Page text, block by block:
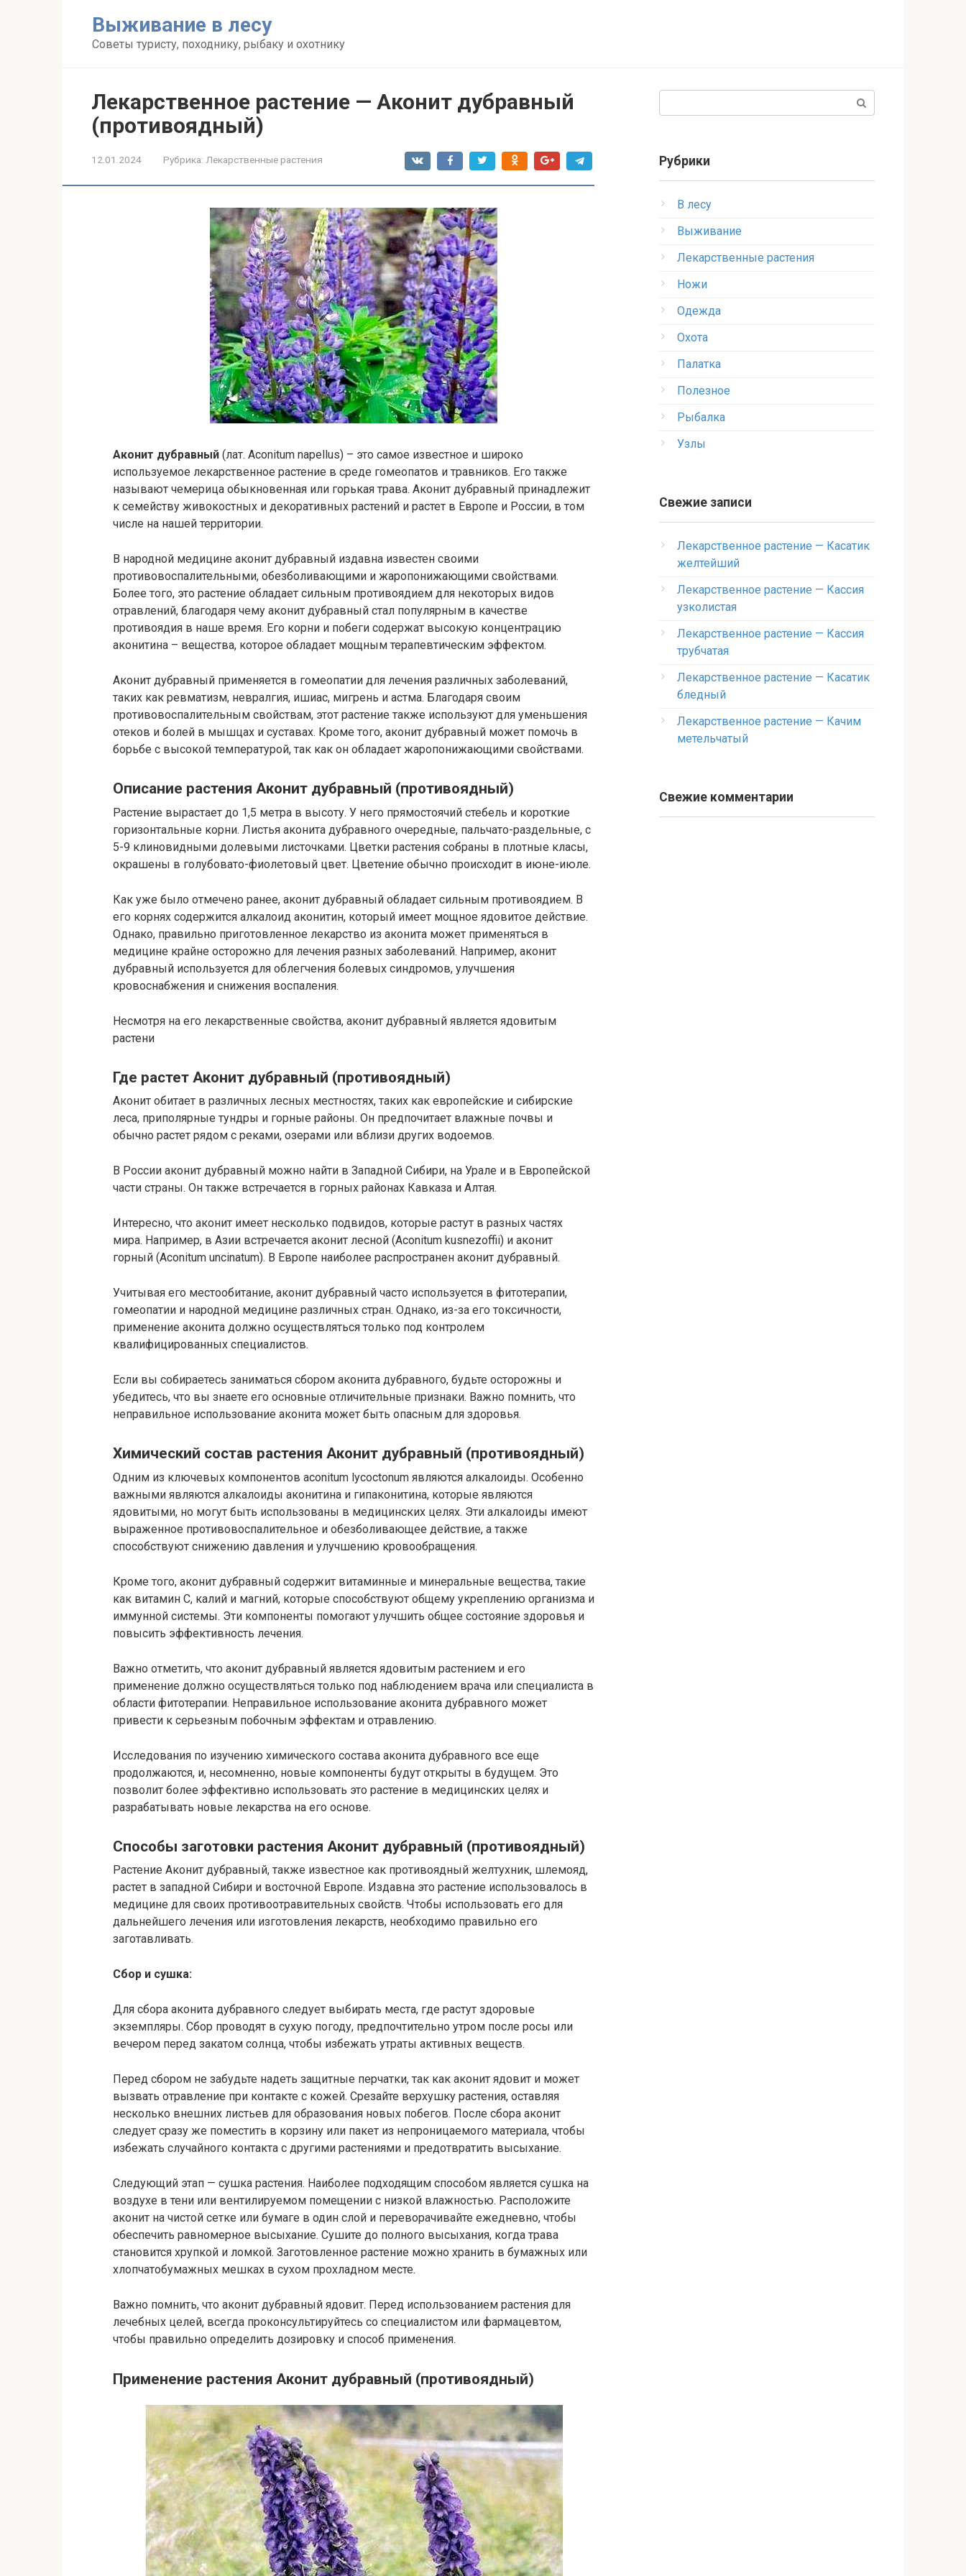
Выживание в лесу
Советы туристу, походнику, рыбаку и охотнику
Лекарственное растение — Аконит дубравный
(противоядный)
12.01.2024 Рубрика: Лекарственные растения
Аконит дубравный (лат. Aconitum napellus) – это самое известное и широко
используемое лекарственное растение в среде гомеопатов и травников. Его также
называют чемерица обыкновенная или горькая трава. Аконит дубравный принадлежит
к семейству живокостных и декоративных растений и растет в Европе и России, в том
числе на нашей территории.
В народной медицине аконит дубравный издавна известен своими
противовоспалительными, обезболивающими и жаропонижающими свойствами.
Более того, это растение обладает сильным противоядием для некоторых видов
отравлений, благодаря чему аконит дубравный стал популярным в качестве
противоядия в наше время. Его корни и побеги содержат высокую концентрацию
аконитина – вещества, которое обладает мощным терапевтическим эффектом.
Аконит дубравный применяется в гомеопатии для лечения различных заболеваний,
таких как ревматизм, невралгия, ишиас, мигрень и астма. Благодаря своим
противовоспалительным свойствам, этот растение также используют для уменьшения
отеков и болей в мышцах и суставах. Кроме того, аконит дубравный может помочь в
борьбе с высокой температурой, так как он обладает жаропонижающими свойствами.
Описание растения Аконит дубравный (противоядный)
Растение вырастает до 1,5 метра в высоту. У него прямостоячий стебель и короткие
горизонтальные корни. Листья аконита дубравного очередные, пальчато-раздельные, с
5-9 клиновидными долевыми листочками. Цветки растения собраны в плотные класы,
окрашены в голубовато-фиолетовый цвет. Цветение обычно происходит в июне-июле.
Как уже было отмечено ранее, аконит дубравный обладает сильным противоядием. В
его корнях содержится алкалоид аконитин, который имеет мощное ядовитое действие.
Однако, правильно приготовленное лекарство из аконита может применяться в
медицине крайне осторожно для лечения разных заболеваний. Например, аконит
дубравный используется для облегчения болевых синдромов, улучшения
кровоснабжения и снижения воспаления.
Несмотря на его лекарственные свойства, аконит дубравный является ядовитым
растени
Где растет Аконит дубравный (противоядный)
Аконит обитает в различных лесных местностях, таких как европейские и сибирские
леса, приполярные тундры и горные районы. Он предпочитает влажные почвы и
обычно растет рядом с реками, озерами или вблизи других водоемов.
В России аконит дубравный можно найти в Западной Сибири, на Урале и в Европейской
части страны. Он также встречается в горных районах Кавказа и Алтая.
Интересно, что аконит имеет несколько подвидов, которые растут в разных частях
мира. Например, в Азии встречается аконит лесной (Aconitum kusnezoffii) и аконит
горный (Aconitum uncinatum). В Европе наиболее распространен аконит дубравный.
Учитывая его местообитание, аконит дубравный часто используется в фитотерапии,
гомеопатии и народной медицине различных стран. Однако, из-за его токсичности,
применение аконита должно осуществляться только под контролем
квалифицированных специалистов.
Если вы собираетесь заниматься сбором аконита дубравного, будьте осторожны и
убедитесь, что вы знаете его основные отличительные признаки. Важно помнить, что
неправильное использование аконита может быть опасным для здоровья.
Химический состав растения Аконит дубравный (противоядный)
Одним из ключевых компонентов аconitum lycoctonum являются алкалоиды. Особенно
важными являются алкалоиды аконитина и гипаконитина, которые являются
ядовитыми, но могут быть использованы в медицинских целях. Эти алкалоиды имеют
выраженное противовоспалительное и обезболивающее действие, а также
способствуют снижению давления и улучшению кровообращения.
Кроме того, аконит дубравный содержит витаминные и минеральные вещества, такие
как витамин C, калий и магний, которые способствуют общему укреплению организма и
иммунной системы. Эти компоненты помогают улучшить общее состояние здоровья и
повысить эффективность лечения.
Важно отметить, что аконит дубравный является ядовитым растением и его
применение должно осуществляться только под наблюдением врача или специалиста в
области фитотерапии. Неправильное использование аконита дубравного может
привести к серьезным побочным эффектам и отравлению.
Исследования по изучению химического состава аконита дубравного все еще
продолжаются, и, несомненно, новые компоненты будут открыты в будущем. Это
позволит более эффективно использовать это растение в медицинских целях и
разрабатывать новые лекарства на его основе.
Способы заготовки растения Аконит дубравный (противоядный)
Растение Аконит дубравный, также известное как противоядный желтухник, шлемояд,
растет в западной Сибири и восточной Европе. Издавна это растение использовалось в
медицине для своих противоотравительных свойств. Чтобы использовать его для
дальнейшего лечения или изготовления лекарств, необходимо правильно его
заготавливать.
Сбор и сушка:
Для сбора аконита дубравного следует выбирать места, где растут здоровые
экземпляры. Сбор проводят в сухую погоду, предпочтительно утром после росы или
вечером перед закатом солнца, чтобы избежать утраты активных веществ.
Перед сбором не забудьте надеть защитные перчатки, так как аконит ядовит и может
вызвать отравление при контакте с кожей. Срезайте верхушку растения, оставляя
несколько внешних листьев для образования новых побегов. После сбора аконит
следует сразу же поместить в корзину или пакет из непроницаемого материала, чтобы
избежать случайного контакта с другими растениями и предотвратить высыхание.
Следующий этап — сушка растения. Наиболее подходящим способом является сушка на
воздухе в тени или вентилируемом помещении с низкой влажностью. Расположите
аконит на чистой сетке или бумаге в один слой и переворачивайте ежедневно, чтобы
обеспечить равномерное высыхание. Сушите до полного высыхания, когда трава
становится хрупкой и ломкой. Заготовленное растение можно хранить в бумажных или
хлопчатобумажных мешках в сухом прохладном месте.
Важно помнить, что аконит дубравный ядовит. Перед использованием растения для
лечебных целей, всегда проконсультируйтесь со специалистом или фармацевтом,
чтобы правильно определить дозировку и способ применения.
Применение растения Аконит дубравный (противоядный)
Рубрики
В лесу
Выживание
Лекарственные растения
Ножи
Одежда
Охота
Палатка
Полезное
Рыбалка
Узлы
Свежие записи
Лекарственное растение — Касатик
желтейший
Лекарственное растение — Кассия
узколистая
Лекарственное растение — Кассия
трубчатая
Лекарственное растение — Касатик
бледный
Лекарственное растение — Качим
метельчатый
Свежие комментарии